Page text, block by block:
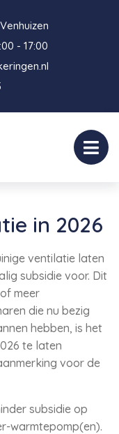
- 17:00
in 2026
ventilatie laten
subsidie voor. Dit
meer
die nu bezig
hebben, is het
te laten
voor de
subsidie op
warmtepomp(en).